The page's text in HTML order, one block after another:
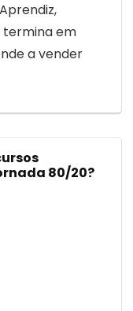
termina em
a vender
80/20?